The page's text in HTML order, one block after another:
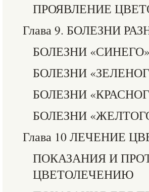
ПРОЯВЛЕНИЕ
Глава 9. БОЛЕЗНИ
БОЛЕЗНИ
БОЛЕЗНИ
БОЛЕЗНИ
БОЛЕЗНИ
Глава 10 ЛЕЧЕНИЕ
ПОКАЗАНИЯ И
ЦВЕТОЛЕЧЕНИЮ